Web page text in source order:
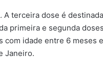
terceira dose é
primeira e segunda
com idade entre 6 meses
Janeiro.